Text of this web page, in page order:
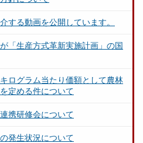
する動画を公開しています。
「生産方式革新実施計画」の国
ログラム当たり価額として農林
定める件について
携研修会について
発生状況について